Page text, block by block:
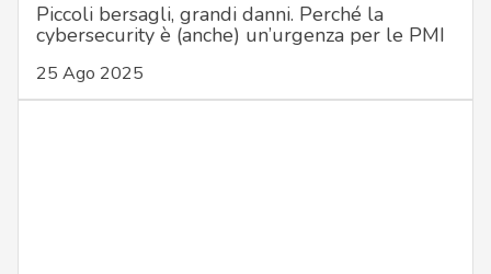
Piccoli bersagli, grandi danni. Perché la
cybersecurity è (anche) un’urgenza per le PMI
25 Ago 2025